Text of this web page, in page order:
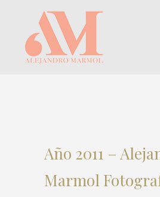
Año 2011 –
Marmol